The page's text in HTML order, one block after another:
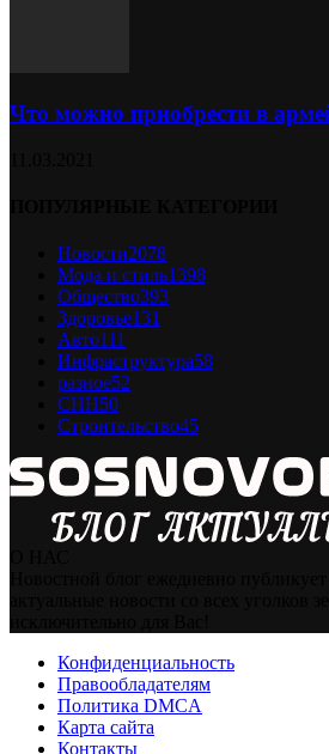
Что можно приобрести в
Новости2078
Мода и стиль1398
Общество393
Здоровье131
Авто111
Инфраструктура58
разное52
СНН50
Строительство45
Конфиденциальность
Правообладателям
Политика DMCA
Карта сайта
Контакты